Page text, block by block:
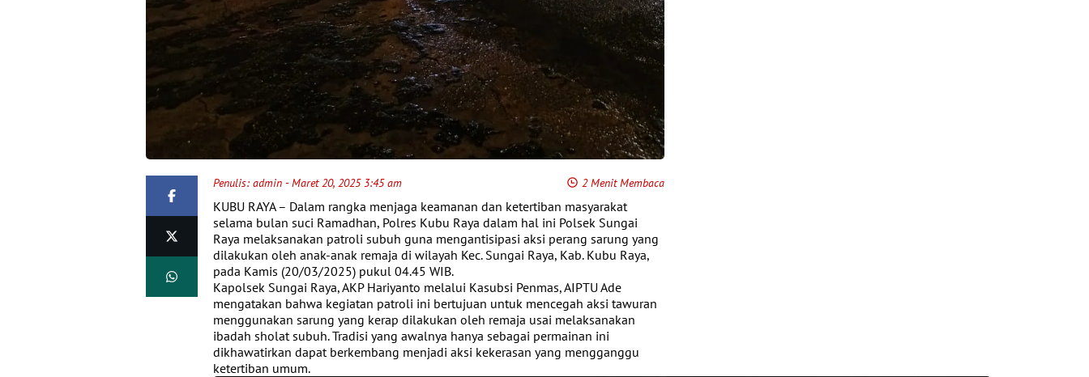
Penulis:admin - Maret 20, 2025 3:45 am 2 Menit Membaca
KUBU RAYA – Dalam rangka menjaga keamanan dan ketertiban masyarakat
selama bulan suci Ramadhan, Polres Kubu Raya dalam hal ini Polsek Sungai
Raya melaksanakan patroli subuh guna mengantisipasi aksi perang sarung yang
dilakukan oleh anak-anak remaja di wilayah Kec. Sungai Raya, Kab. Kubu Raya,
pada Kamis (20/03/2025) pukul 04.45 WIB.
Kapolsek Sungai Raya, AKP Hariyanto melalui Kasubsi Penmas, AIPTU Ade
mengatakan bahwa kegiatan patroli ini bertujuan untuk mencegah aksi tawuran
menggunakan sarung yang kerap dilakukan oleh remaja usai melaksanakan
ibadah sholat subuh. Tradisi yang awalnya hanya sebagai permainan ini
dikhawatirkan dapat berkembang menjadi aksi kekerasan yang mengganggu
ketertiban umum.